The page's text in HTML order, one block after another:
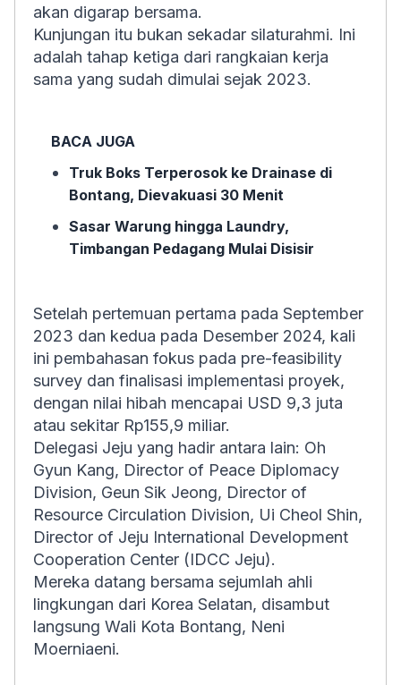
akan digarap bersama.
Kunjungan itu bukan sekadar silaturahmi. Ini
adalah tahap ketiga dari rangkaian kerja
sama yang sudah dimulai sejak 2023.
BACA JUGA
Truk Boks Terperosok ke Drainase di
Bontang, Dievakuasi 30 Menit
Sasar Warung hingga Laundry,
Timbangan Pedagang Mulai Disisir
Setelah pertemuan pertama pada September
2023 dan kedua pada Desember 2024, kali
ini pembahasan fokus pada pre-feasibility
survey dan finalisasi implementasi proyek,
dengan nilai hibah mencapai USD 9,3 juta
atau sekitar Rp155,9 miliar.
Delegasi Jeju yang hadir antara lain: Oh
Gyun Kang, Director of Peace Diplomacy
Division, Geun Sik Jeong, Director of
Resource Circulation Division, Ui Cheol Shin,
Director of Jeju International Development
Cooperation Center (IDCC Jeju).
Mereka datang bersama sejumlah ahli
lingkungan dari Korea Selatan, disambut
langsung Wali Kota Bontang, Neni
Moerniaeni.